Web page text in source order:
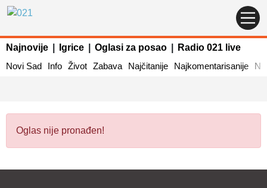
Najnovije Igrice Oglasi za posao
Radio 021 live
Novi Sad
Info Život Zabava Najčitanije Najkomentarisanije
Oglas nije pronađen!